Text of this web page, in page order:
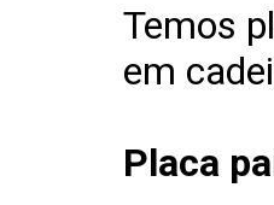
Temos
em
Placa